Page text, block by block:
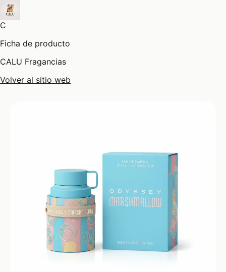
C
Ficha de producto
CALU Fragancias
Volver al sitio web